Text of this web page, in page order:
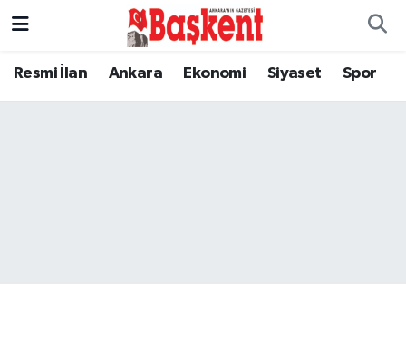
Resmi İlan Ankara Ekonomi Siyaset Spor